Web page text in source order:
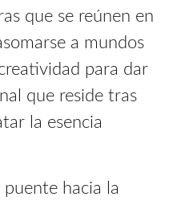
que se reúnen en
a mundos
para dar
que reside tras
la esencia
hacia la